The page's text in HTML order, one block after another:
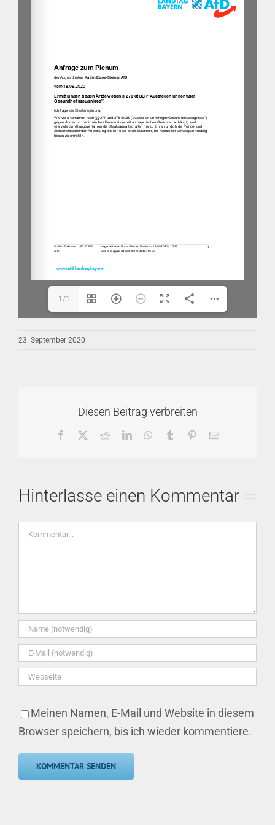
1/1
23. September 2020
Diesen Beitrag verbreiten
Facebook RedditLinkedInWhatsApp
Tumblr Pinterest
E-
Hinterlasse einen Kommentar
Kommentar
Meinen Namen, E-Mail und Website in diesem
Browser speichern, bis ich wieder kommentiere.